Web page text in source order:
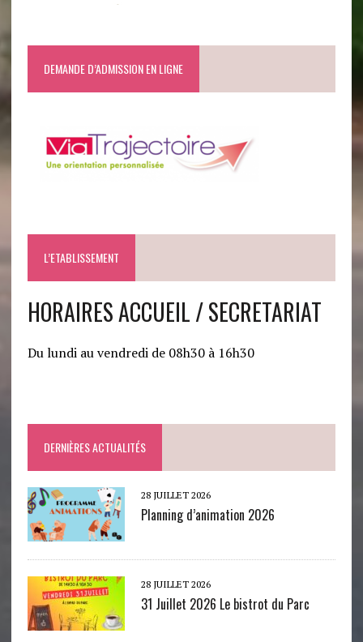
DEMANDE D’ADMISSION EN LIGNE
L’ETABLISSEMENT
HORAIRES ACCUEIL / SECRETARIAT
Du lundi au vendredi de 08h30 à 16h30
DERNIÈRES ACTUALITÉS
28 JUILLET 2026
Planning d’animation 2026
28 JUILLET 2026
31 Juillet 2026 Le bistrot du Parc